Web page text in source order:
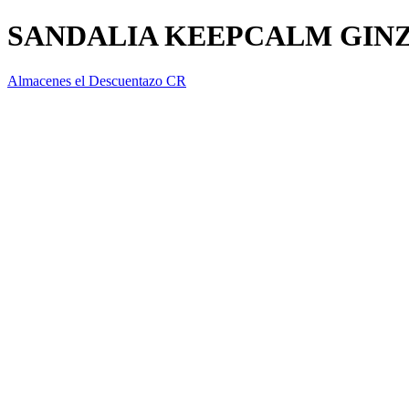
SANDALIA KEEPCALM
Almacenes el Descuentazo CR